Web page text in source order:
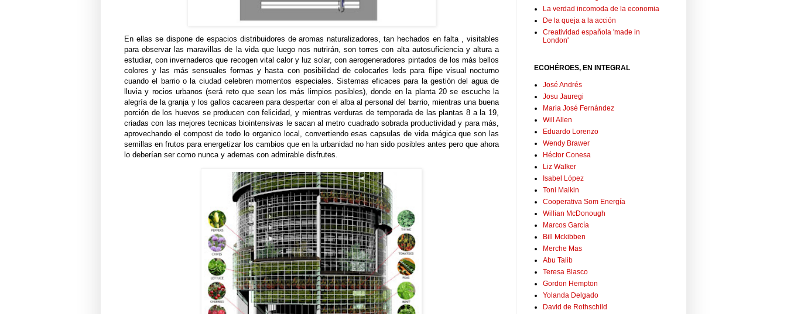
En ellas se dispone de espacios distribuidores de aromas naturalizadores, tan hechados en falta , visitables
para observar las maravillas de la vida que luego nos nutrirán, son torres con alta autosuficiencia y altura a
estudiar, con invernaderos que recogen vital calor y luz solar, con aerogeneradores pintados de los más bellos
colores y las más sensuales formas y hasta con posibilidad de colocarles leds para flipe visual nocturno
cuando el barrio o la ciudad celebren momentos especiales. Sistemas eficaces para la gestión del agua de
lluvia y rocios urbanos (será reto que sean los más limpios posibles), donde en la planta 20 se escuche la
alegría de la granja y los gallos cacareen para despertar con el alba al personal del barrio, mientras una buena
porción de los huevos se producen con felicidad, y mientras verduras de temporada de las plantas 8 a la 19,
criadas con las mejores tecnicas biointensivas le sacan al metro cuadrado sobrada productividad y para más,
aprovechando el compost de todo lo organico local, convertiendo esas capsulas de vida mágica que son las
semillas en frutos para energetizar los cambios que en la urbanidad no han sido posibles antes pero que ahora
lo deberían ser como nunca y ademas con admirable disfrutes.
La verdad incomoda de la economia
De la queja a la acción
Creatividad española 'made in
London'
ECOHÉROES, EN INTEGRAL
José Andrés
Josu Jauregi
Maria José Fernández
Will Allen
Eduardo Lorenzo
Wendy Brawer
Héctor Conesa
Liz Walker
Isabel López
Toni Malkin
Cooperativa Som Energía
Willian McDonough
Marcos García
Bill Mckibben
Merche Mas
Abu Talib
Teresa Blasco
Gordon Hempton
Yolanda Delgado
David de Rothschild